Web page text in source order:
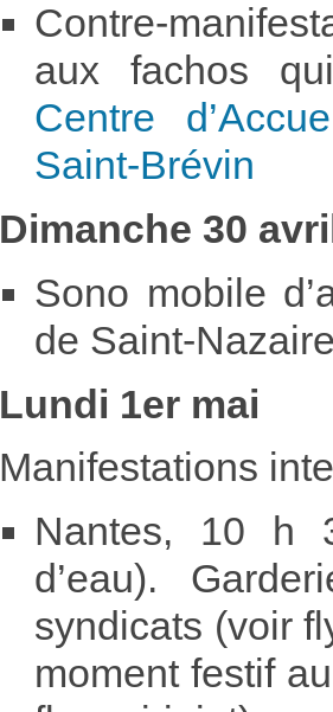
Contre-
aux fachos
Centre
Saint-Brévin
Dimanche 30
Sono mobile
de Saint-
Lundi 1er mai
Manifestations
Nantes, 10 h
d’eau).
syndicats (voir
moment festif